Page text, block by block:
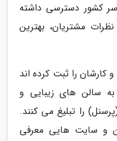
کشور دسترسی داشته
مشتریان، بهترین
کارشان را ثبت کرده اند
سالن های زیبایی و
را تبلیغ می کنند.
و سایت هایی معرفی